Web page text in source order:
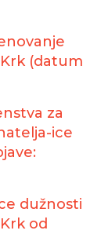
(datum
za
ice
dužnosti
od